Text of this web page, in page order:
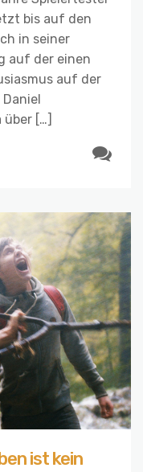
bis auf den
in seiner
auf der einen
auf der
über […]
ist kein